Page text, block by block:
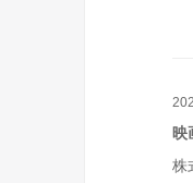
映
株